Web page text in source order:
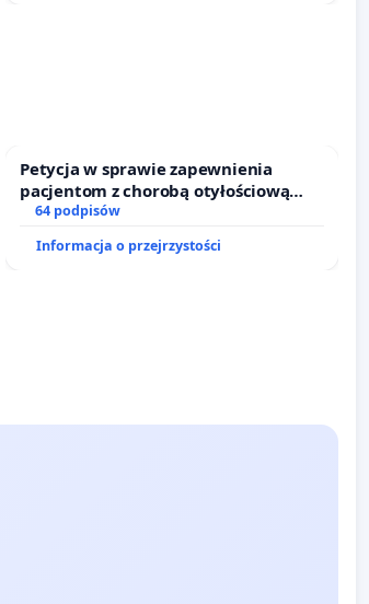
Petycja w sprawie zapewnienia
pacjentom z chorobą otyłościową
dostępu do kompleksowego leczenia
64 podpisów
Informacja o przejrzystości